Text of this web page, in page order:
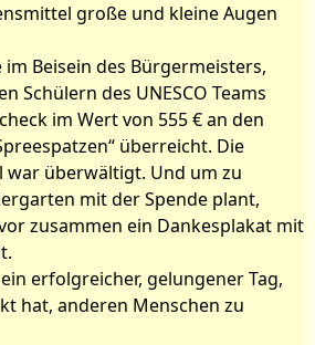
große und kleine Augen
Beisein des Bürgermeisters,
Schülern des UNESCO Teams
im Wert von 555 € an den
überreicht. Die
war überwältigt. Und um zu
mit der Spende plant,
zusammen ein Dankesplakat mit
erfolgreicher, gelungener Tag,
hat, anderen Menschen zu